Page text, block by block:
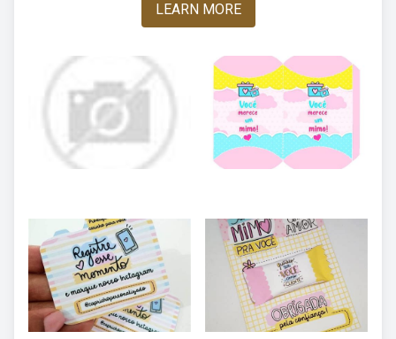
LEARN MORE